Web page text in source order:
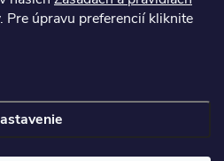
. Pre úpravu preferencií kliknite